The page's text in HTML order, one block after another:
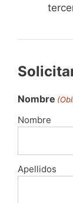
Nombre
Nombre
Apellidos